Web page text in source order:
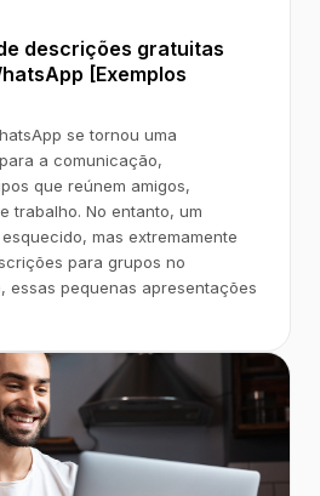
descrições gratuitas
[Exemplos
se tornou uma
a comunicação,
que reúnem amigos,
trabalho. No entanto, um
mas extremamente
para grupos no
essas pequenas apresentações